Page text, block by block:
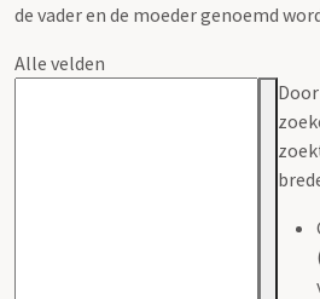
de vader en de moeder genoemd
Alle velden